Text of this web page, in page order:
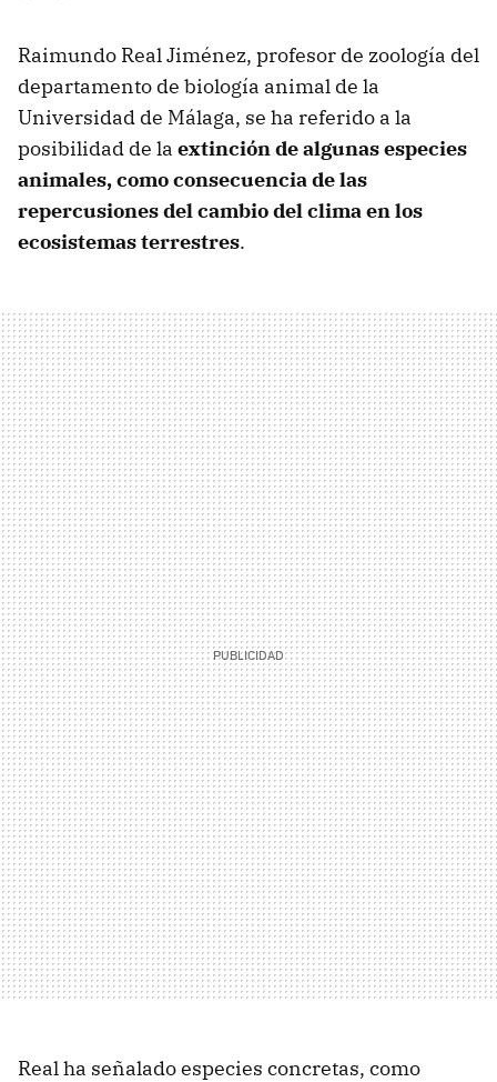
Raimundo Real Jiménez, profesor de zoología del
departamento de biología animal de la
Universidad de Málaga, se ha referido a la
posibilidad de la extinción de algunas especies
animales, como consecuencia de las
repercusiones del cambio del clima en los
ecosistemas terrestres.
Real ha señalado especies concretas, como